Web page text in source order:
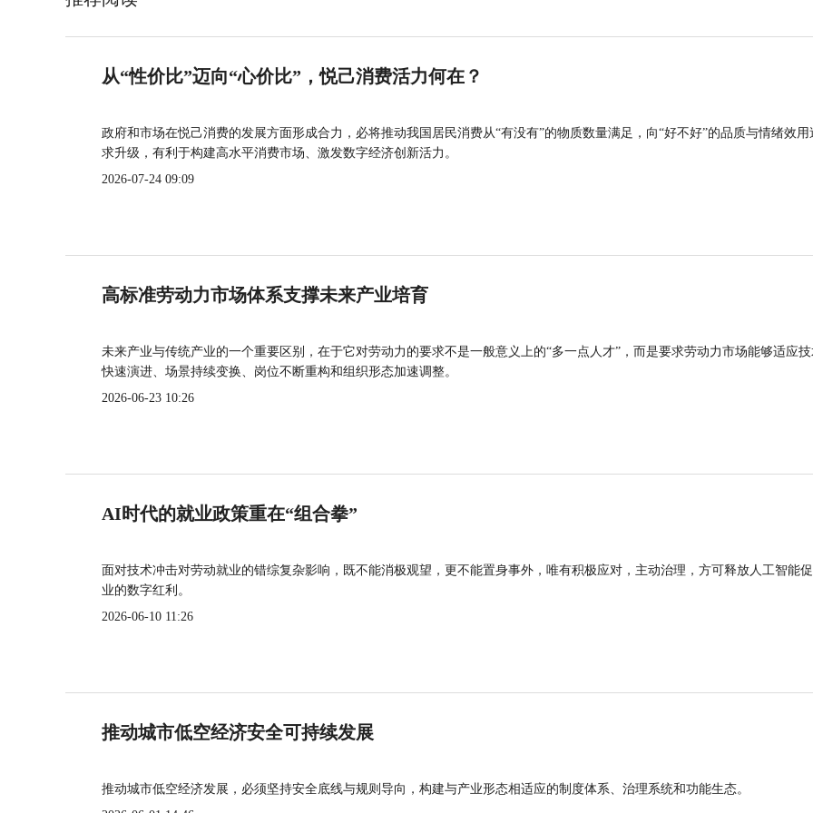
从“性价比”迈向“心价比”，悦己消费活力何在？
政府和市场在悦己消费的发展方面形成合力，必将推动我国居民消费从“有没有”的物质数量满足，向“好不好”的品质与情绪效用
求升级，有利于构建高水平消费市场、激发数字经济创新活力。
2026-07-24 09:09
高标准劳动力市场体系支撑未来产业培育
未来产业与传统产业的一个重要区别，在于它对劳动力的要求不是一般意义上的“多一点人才”，而是要求劳动力市场能够适应
快速演进、场景持续变换、岗位不断重构和组织形态加速调整。
2026-06-23 10:26
AI时代的就业政策重在“组合拳”
面对技术冲击对劳动就业的错综复杂影响，既不能消极观望，更不能置身事外，唯有积极应对，主动治理，方可释放人工智能
业的数字红利。
2026-06-10 11:26
推动城市低空经济安全可持续发展
推动城市低空经济发展，必须坚持安全底线与规则导向，构建与产业形态相适应的制度体系、治理系统和功能生态。